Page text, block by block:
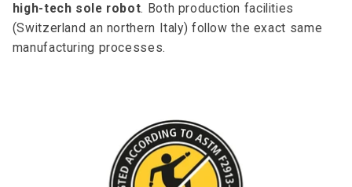
high-tech sole robot. Both production facilities
(Switzerland an northern Italy) follow the exact same
manufacturing processes.